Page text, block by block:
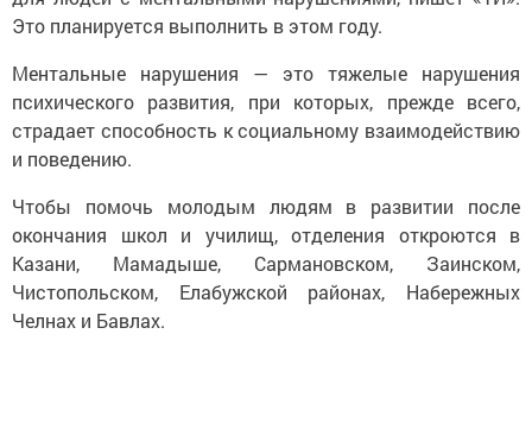
Это планируется выполнить в этом году.
Ментальные нарушения — это тяжелые нарушения
психического развития, при которых, прежде всего,
страдает способность к социальному взаимодействию
и поведению.
Чтобы помочь молодым людям в развитии после
окончания школ и училищ, отделения откроются в
Казани, Мамадыше, Сармановском, Заинском,
Чистопольском, Елабужской районах, Набережных
Челнах и Бавлах.